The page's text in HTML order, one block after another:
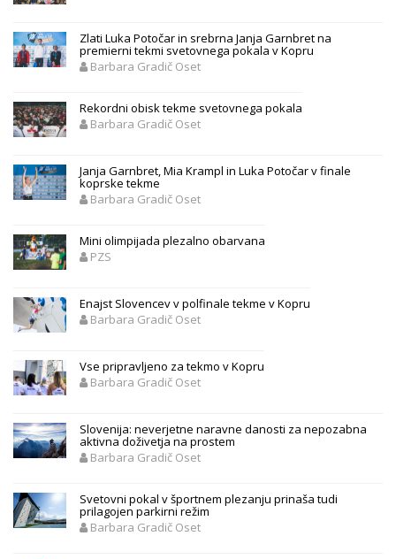
Zlati Luka Potočar in srebrna Janja Garnbret na
premierni tekmi svetovnega pokala v Kopru
Barbara Gradič Oset
Rekordni obisk tekme svetovnega pokala
Barbara Gradič Oset
Janja Garnbret, Mia Krampl in Luka Potočar v finale
koprske tekme
Barbara Gradič Oset
Mini olimpijada plezalno obarvana
PZS
Enajst Slovencev v polfinale tekme v Kopru
Barbara Gradič Oset
Vse pripravljeno za tekmo v Kopru
Barbara Gradič Oset
Slovenija: neverjetne naravne danosti za nepozabna
aktivna doživetja na prostem
Barbara Gradič Oset
Svetovni pokal v športnem plezanju prinaša tudi
prilagojen parkirni režim
Barbara Gradič Oset